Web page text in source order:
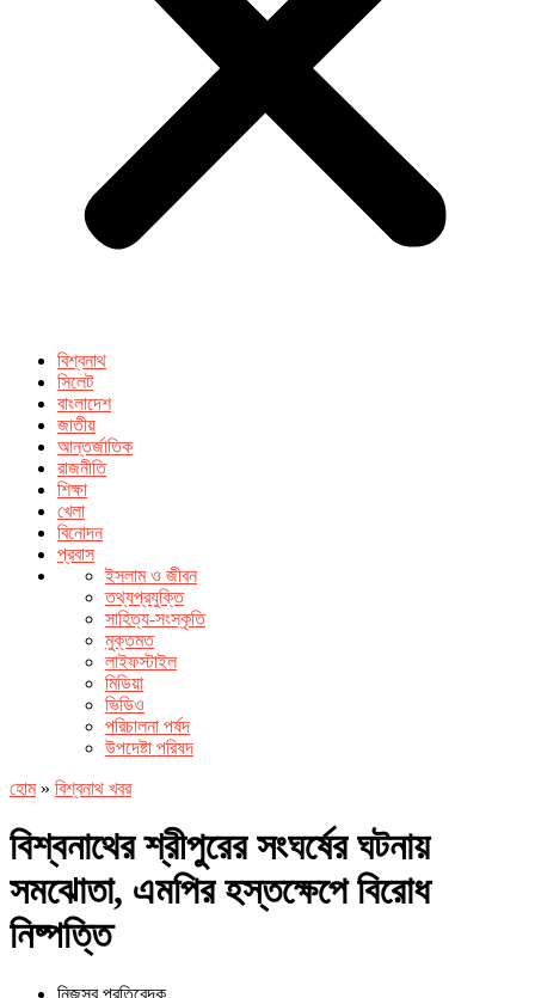
বিশ্বনাথ
সিলেট
বাংলাদেশ
জাতীয়
আন্তর্জাতিক
রাজনীতি
শিক্ষা
খেলা
বিনোদন
প্রবাস
ইসলাম ও জীবন
তথ্যপ্রযুক্তি
সাহিত্য-সংস্কৃতি
মুক্তমত
লাইফস্টাইল
মিডিয়া
ভিডিও
পরিচালনা পর্ষদ
উপদেষ্টা পরিষদ
হোম» বিশ্বনাথ খবর
বিশ্বনাথের শ্রীপুরের সংঘর্ষের ঘটনায়
সমঝোতা, এমপির হস্তক্ষেপে বিরোধ
নিষ্পত্তি
নিজস্ব প্রতিবেদক